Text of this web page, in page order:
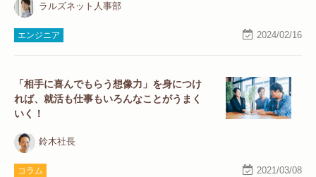
ラルズネット人事部
エンジニア 2024/02/16
「相手に喜んでもらう想像力」を身につけ
れば、就活も仕事もいろんなことがうまく
いく！
鈴木社長
コラム 2021/03/08